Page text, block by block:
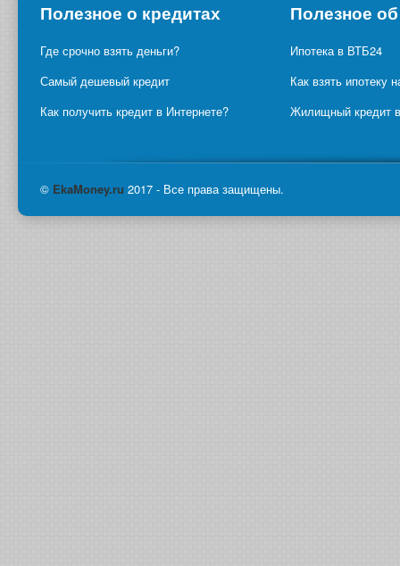
Полезное о кредитах
Где срочно взять деньги?
Самый дешевый кредит
Как получить кредит в Интернете?
Полезное
Ипотека в ВТБ24
Как взять ипотеку
Жилищный кредит
© EkaMoney.ru 2017 - Все права защищены.